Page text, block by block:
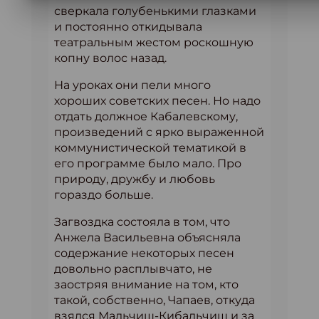
сверкала голубенькими глазками
и постоянно откидывала
театральным жестом роскошную
копну волос назад.
На уроках они пели много
хороших советских песен. Но надо
отдать должное Кабалевскому,
произведений с ярко выраженной
коммунистической тематикой в
его программе было мало. Про
природу, дружбу и любовь
гораздо больше.
Загвоздка состояла в том, что
Анжела Васильевна объясняла
содержание некоторых песен
довольно расплывчато, не
заостряя внимание на том, кто
такой, собственно, Чапаев, откуда
взялся Мальчиш-Кибальчиш и за